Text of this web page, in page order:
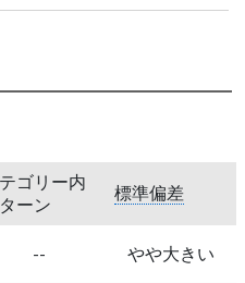
ゴリー内
ーン
標準偏差
-- やや大きい